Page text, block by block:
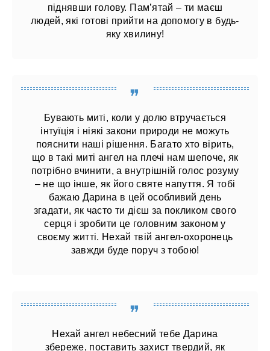
піднявши голову. Пам’ятай – ти маєш
людей, які готові прийти на допомогу в будь-
яку хвилину!
Бувають миті, коли у долю втручається
інтуїція і ніякі закони природи не можуть
пояснити наші рішення. Багато хто вірить,
що в такі миті ангел на плечі нам шепоче, як
потрібно вчинити, а внутрішній голос розуму
– не що інше, як його святе напуття. Я тобі
бажаю Дарина в цей особливий день
згадати, як часто ти дієш за покликом свого
серця і зробити це головним законом у
своєму житті. Нехай твій ангел-охоронець
завжди буде поруч з тобою!
Нехай ангел небесний тебе Дарина
збереже, поставить захист твердий, як